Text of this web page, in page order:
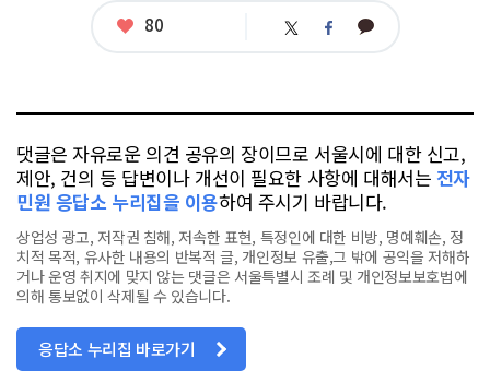
좋
80 트 페 카
댓글은 자유로운 의견 공유의 장이므로 서울시에 대한 신고,
제안, 건의 등 답변이나 개선이 필요한 사항에 대해서는 전자
민원 응답소 누리집을 이용하여 주시기 바랍니다.
상업성 광고, 저작권 침해, 저속한 표현, 특정인에 대한 비방, 명예훼손, 정
치적 목적, 유사한 내용의 반복적 글, 개인정보 유출,그 밖에 공익을 저해하
거나 운영 취지에 맞지 않는 댓글은 서울특별시 조례 및 개인정보보호법에
의해 통보없이 삭제될 수 있습니다.
응답소 누리집 바로가기